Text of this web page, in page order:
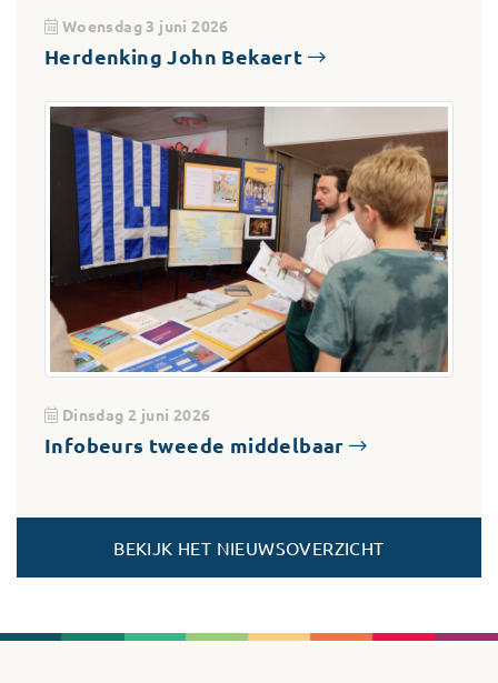
Woensdag 3 juni 2026
Herdenking John Bekaert
Dinsdag 2 juni 2026
Infobeurs tweede middelbaar
BEKIJK HET NIEUWSOVERZICHT